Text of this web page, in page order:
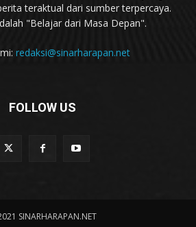
teraktual dari sumber terpercaya.
"Belajar dari Masa Depan".
redaksi@sinarharapan.net
FOLLOW US
SINARHARAPAN.NET